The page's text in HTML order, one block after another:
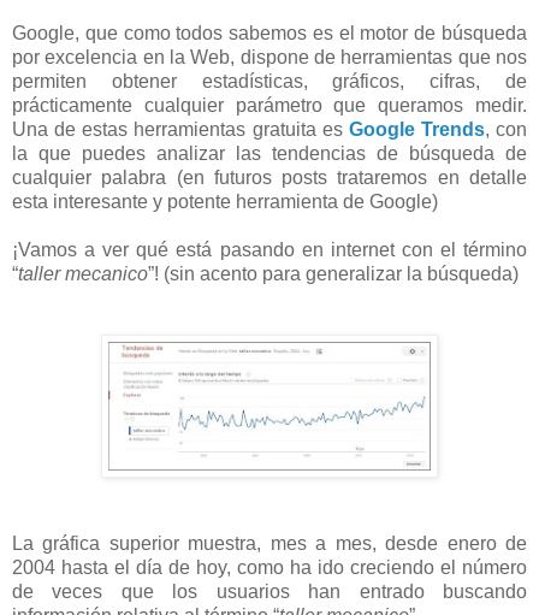
Google, que como todos sabemos es el motor de búsqueda
por excelencia en la Web, dispone de herramientas que nos
permiten obtener estadísticas, gráficos, cifras, de
prácticamente cualquier parámetro que queramos medir.
Una de estas herramientas gratuita es Google Trends, con
la que puedes analizar las tendencias de búsqueda de
cualquier palabra (en futuros posts trataremos en detalle
esta interesante y potente herramienta de Google)
¡Vamos a ver qué está pasando en internet con el término
“taller mecanico”! (sin acento para generalizar la búsqueda)
La gráfica superior muestra, mes a mes, desde enero de
2004 hasta el día de hoy, como ha ido creciendo el número
de veces que los usuarios han entrado buscando